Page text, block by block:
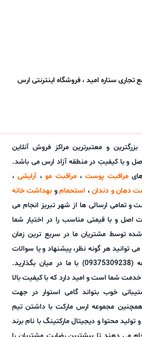
تجاری ستاره امید ، فروشگاه اینترنتی ارس
و معتبرترین مراکز فروش آنلاین
و با کیفیتِ در منطقه آزاد ارس می باشد.
مراقبت پوست،مراقبت مو،آرایشی،
دهان و دندان، استحمامو بهداشت خانه
و تمامی ارسالی ها از شهر تبریز انجام می
و با قیمتی مناسب را در اختیار شما
توسط مشتریان ما در سریع ترین زمان
هر گونه نظر، پیشنهاد و یا سوالات
خود را از طریق پشتیبانی آنلاین مجموعه (09375309238) با ما در میان بگذارید.
خدمت شما است و امید دارد که با کیفیت بالا
خوب بتواند گامی استوار در جهت
همچنین مجموعه ارس مارکت با داشتن تیم
محتوا و دیجیتال مارکتینگ با نام برند